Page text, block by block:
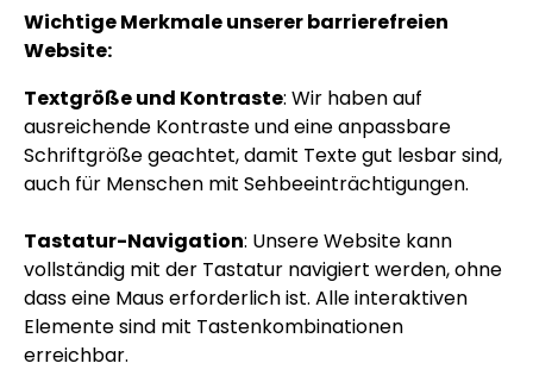
mal gekauft
29,99 €
Wichtige Merkmale unserer barrierefreien
Website:
Textgröße und Kontraste: Wir haben auf
ausreichende Kontraste und eine anpassbare
Schriftgröße geachtet, damit Texte gut lesbar sind,
auch für Menschen mit Sehbeeinträchtigungen.
Tastatur-Navigation: Unsere Website kann
vollständig mit der Tastatur navigiert werden, ohne
dass eine Maus erforderlich ist. Alle interaktiven
Elemente sind mit Tastenkombinationen
erreichbar.